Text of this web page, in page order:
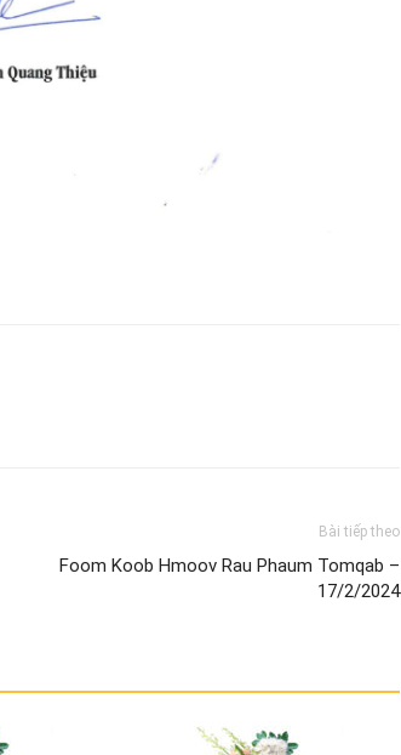
Bài tiếp theo
Foom Koob Hmoov Rau Phaum Tomqab –
17/2/2024